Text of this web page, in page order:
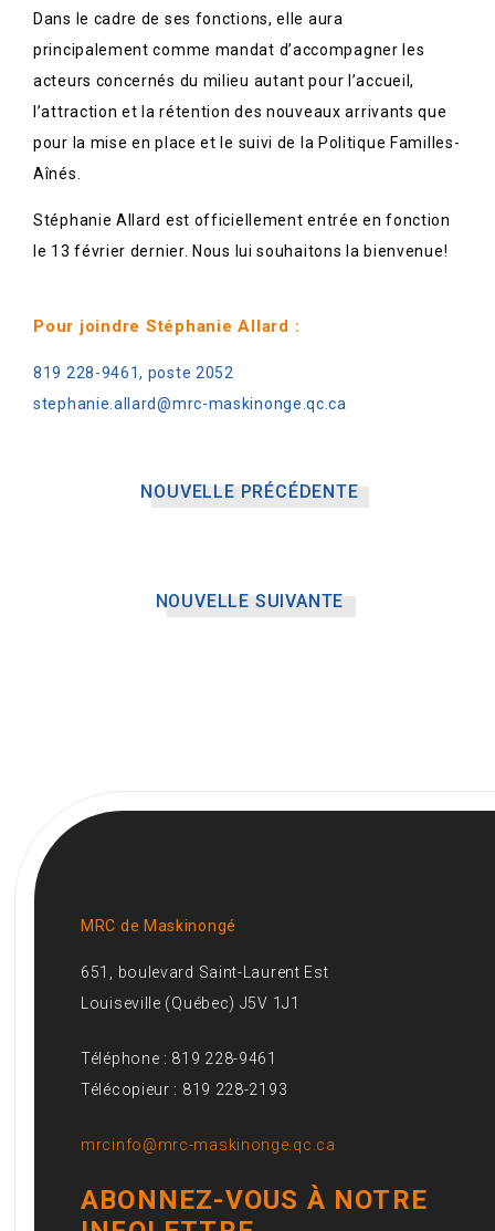
Dans le cadre de ses fonctions, elle aura
principalement comme mandat d’accompagner les
acteurs concernés du milieu autant pour l’accueil,
l’attraction et la rétention des nouveaux arrivants que
pour la mise en place et le suivi de la Politique Familles-
Aînés.
Stéphanie Allard est officiellement entrée en fonction
le 13 février dernier. Nous lui souhaitons la bienvenue!
Pour joindre Stéphanie Allard :
819 228-9461, poste 2052
stephanie.allard@mrc-maskinonge.qc.ca
NOUVELLE PRÉCÉDENTE
NOUVELLE SUIVANTE
MRC de Maskinongé
651, boulevard Saint-Laurent Est
Louiseville (Québec) J5V 1J1
Téléphone : 819 228-9461
Télécopieur : 819 228-2193
mrcinfo@mrc-maskinonge.qc.ca
ABONNEZ-VOUS À NOTRE